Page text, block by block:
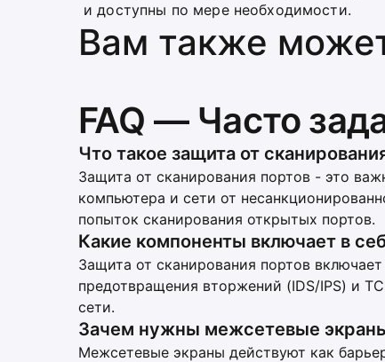
и доступны по мере необходимости.
Вам также
FAQ — Часто
Что такое защита от
Защита от сканирования портов - это
компьютера и сети от
попыток сканирования открытых портов.
Какие компоненты включает в
Защита от сканирования портов
предотвращения вторжений (IDS/IPS) и
сети.
Зачем нужны межсетевые
Межсетевые экраны действуют как